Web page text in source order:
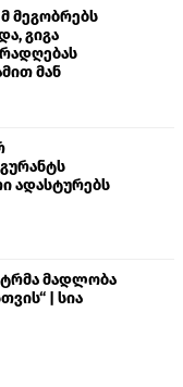
მეგობრებს
გიგა
მან
ადასტურებს
მადლობა
| სია